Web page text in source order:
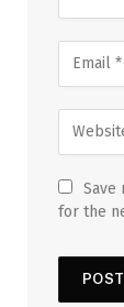
Save
for the